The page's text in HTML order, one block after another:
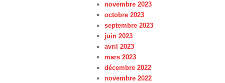
novembre 2023
octobre 2023
septembre 2023
juin 2023
avril 2023
mars 2023
décembre 2022
novembre 2022